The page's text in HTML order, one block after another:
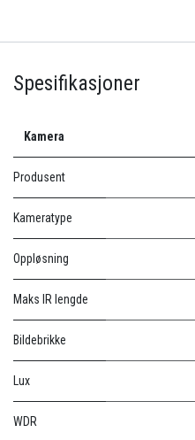
Spesifikasjoner
Kamera
Produsent
Kameratype
Oppløsning
Maks IR lengde
Bildebrikke
Lux
WDR